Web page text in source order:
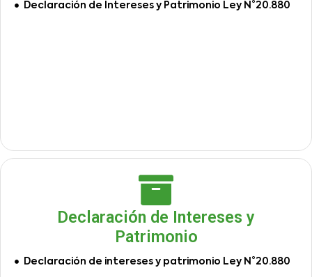
Declaración de Intereses y Patrimonio Ley N°20.880
Declaración de Intereses y
Patrimonio
Declaración de intereses y patrimonio Ley N°20.880